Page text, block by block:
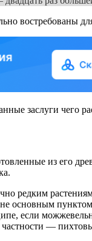
востребованы
заслуги чего
из его
редким
основным
если
частности —